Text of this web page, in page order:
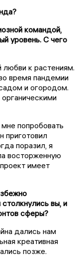
командой,
уровень. С чего
к растениям.
время пандемии
и огородом.
попробовать
приготовил
поразил, я
восторженную
имеет
вы, и
сферы?
дались нам
креативная
позже.